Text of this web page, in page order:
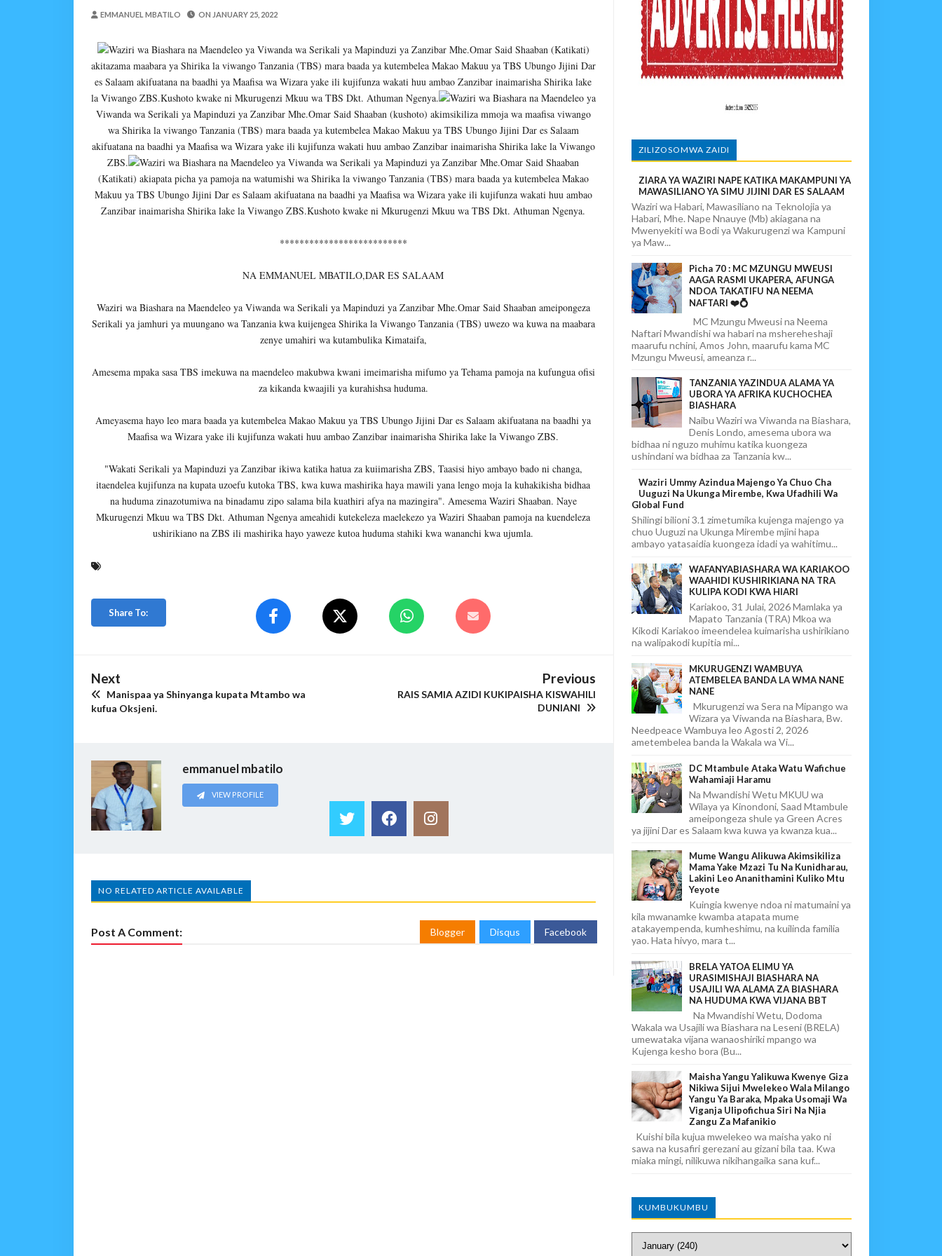
Umaskini Na Madeni Yalitishia Kuangamiza Heshima Na Maisha Ya Familia Yangu, Mpaka Nilipovunja Mikosi Na Kushuhudia Tajiriba Ikirejea Nyumbani
Zawadi - Aug 06 2026
Nilitafuta Mtoto Kwa Zaidi Ya Miaka Saba Bila Mafanikio, Mpaka Tiba Ya Asili Iliponiwezesha Kushika Mimba Na Kufuta Machozi Yangu
Zawadi- Aug 06 2026
NAIBU WAZIRI CHANDE ARIDHISHWA NA HUDUMA ZA TADB KWA WAKULIMA
OSCAR ASSENGA -Aug 06 2026
SERIKALI YASISITIZA USHINDANI WA HAKI KUCHOCHEA UKUAJI WA UCHUMI
Alex Sonna-Aug 06 2026
SERIKALI INATAMBUA MCHANGO WA WAZEE: WAZIRI SANGU
OSCAR ASSENGA-Aug 06 2026
EMMANUEL MBATILO ON JANUARY 25, 2022
Waziri wa Biashara na Maendeleo ya Viwanda wa Serikali ya Mapinduzi ya Zanzibar Mhe.Omar Said Shaaban (Katikati)
akitazama maabara ya Shirika la viwango Tanzania (TBS) mara baada ya kutembelea Makao Makuu ya TBS Ubungo Jijini Dar
es Salaam akifuatana na baadhi ya Maafisa wa Wizara yake ili kujifunza wakati huu ambao Zanzibar inaimarisha Shirika lake
la Viwango ZBS.Kushoto kwake ni Mkurugenzi Mkuu wa TBS Dkt. Athuman Ngenya.
Waziri wa Biashara na Maendeleo ya
Viwanda wa Serikali ya Mapinduzi ya Zanzibar Mhe.Omar Said Shaaban (kushoto) akimsikiliza mmoja wa maafisa viwango
wa Shirika la viwango Tanzania (TBS) mara baada ya kutembelea Makao Makuu ya TBS Ubungo Jijini Dar es Salaam
akifuatana na baadhi ya Maafisa wa Wizara yake ili kujifunza wakati huu ambao Zanzibar inaimarisha Shirika lake la Viwango
ZBS.
Waziri wa Biashara na Maendeleo ya Viwanda wa Serikali ya Mapinduzi ya Zanzibar Mhe.Omar Said Shaaban
(Katikati) akiapata picha ya pamoja na watumishi wa Shirika la viwango Tanzania (TBS) mara baada ya kutembelea Makao
Makuu ya TBS Ubungo Jijini Dar es Salaam akifuatana na baadhi ya Maafisa wa Wizara yake ili kujifunza wakati huu ambao
Zanzibar inaimarisha Shirika lake la Viwango ZBS.Kushoto kwake ni Mkurugenzi Mkuu wa TBS Dkt. Athuman Ngenya.
**************************
NA EMMANUEL MBATILO,DAR ES SALAAM
Waziri wa Biashara na Maendeleo ya Viwanda wa Serikali ya Mapinduzi ya Zanzibar Mhe.Omar Said Shaaban ameipongeza
Serikali ya jamhuri ya muungano wa Tanzania kwa kuijengea Shirika la Viwango Tanzania (TBS) uwezo wa kuwa na maabara
zenye umahiri wa kutambulika Kimataifa,
Amesema mpaka sasa TBS imekuwa na maendeleo makubwa kwani imeimarisha mifumo ya Tehama pamoja na kufungua ofisi
za kikanda kwaajili ya kurahishsa huduma.
Ameyasema hayo leo mara baada ya kutembelea Makao Makuu ya TBS Ubungo Jijini Dar es Salaam akifuatana na baadhi ya
Maafisa wa Wizara yake ili kujifunza wakati huu ambao Zanzibar inaimarisha Shirika lake la Viwango ZBS.
"Wakati Serikali ya Mapinduzi ya Zanzibar ikiwa katika hatua za kuiimarisha ZBS, Taasisi hiyo ambayo bado ni changa,
itaendelea kujifunza na kupata uzoefu kutoka TBS, kwa kuwa mashirika haya mawili yana lengo moja la kuhakikisha bidhaa
na huduma zinazotumiwa na binadamu zipo salama bila kuathiri afya na mazingira". Amesema Waziri Shaaban. Naye
Mkurugenzi Mkuu wa TBS Dkt. Athuman Ngenya ameahidi kutekeleza maelekezo ya Waziri Shaaban pamoja na kuendeleza
ushirikiano na ZBS ili mashirika hayo yaweze kutoa huduma stahiki kwa wananchi kwa ujumla.
Share To:
Next
Manispaa ya Shinyanga kupata Mtambo wa
kufua Oksjeni.
Previous
RAIS SAMIA AZIDI KUKIPAISHA KISWAHILI
DUNIANI
emmanuel mbatilo
VIEW PROFILE
NO RELATED ARTICLE AVAILABLE
Post A Comment: Blogger Disqus Facebook
ZILIZOSOMWA ZAIDI
ZIARA YA WAZIRI NAPE KATIKA MAKAMPUNI YA
MAWASILIANO YA SIMU JIJINI DAR ES SALAAM
Waziri wa Habari, Mawasiliano na Teknolojia ya
Habari, Mhe. Nape Nnauye (Mb) akiagana na
Mwenyekiti wa Bodi ya Wakurugenzi wa Kampuni
ya Maw...
Picha 70 : MC MZUNGU MWEUSI
AAGA RASMI UKAPERA, AFUNGA
NDOA TAKATIFU NA NEEMA
NAFTARI ❤️💍
MC Mzungu Mweusi na Neema
Naftari Mwandishi wa habari na mshereheshaji
maarufu nchini, Amos John, maarufu kama MC
Mzungu Mweusi, ameanza r...
TANZANIA YAZINDUA ALAMA YA
UBORA YA AFRIKA KUCHOCHEA
BIASHARA
Naibu Waziri wa Viwanda na Biashara,
Denis Londo, amesema ubora wa
bidhaa ni nguzo muhimu katika kuongeza
ushindani wa bidhaa za Tanzania kw...
Waziri Ummy Azindua Majengo Ya Chuo Cha
Uuguzi Na Ukunga Mirembe, Kwa Ufadhili Wa
Global Fund
Shilingi bilioni 3.1 zimetumika kujenga majengo ya
chuo Uuguzi na Ukunga Mirembe mjini hapa
ambayo yatasaidia kuongeza idadi ya wahitimu...
WAFANYABIASHARA WA KARIAKOO
WAAHIDI KUSHIRIKIANA NA TRA
KULIPA KODI KWA HIARI
Kariakoo, 31 Julai, 2026 Mamlaka ya
Mapato Tanzania (TRA) Mkoa wa
Kikodi Kariakoo imeendelea kuimarisha ushirikiano
na walipakodi kupitia mi...
MKURUGENZI WAMBUYA
ATEMBELEA BANDA LA WMA NANE
NANE
Mkurugenzi wa Sera na Mipango wa
Wizara ya Viwanda na Biashara, Bw.
Needpeace Wambuya leo Agosti 2, 2026
ametembelea banda la Wakala wa Vi...
DC Mtambule Ataka Watu Wafichue
Wahamiaji Haramu
Na Mwandishi Wetu MKUU wa
Wilaya ya Kinondoni, Saad Mtambule
ameipongeza shule ya Green Acres
ya jijini Dar es Salaam kwa kuwa ya kwanza kua...
Mume Wangu Alikuwa Akimsikiliza
Mama Yake Mzazi Tu Na Kunidharau,
Lakini Leo Ananithamini Kuliko Mtu
Yeyote
Kuingia kwenye ndoa ni matumaini ya
kila mwanamke kwamba atapata mume
atakayempenda, kumheshimu, na kuilinda familia
yao. Hata hivyo, mara t...
BRELA YATOA ELIMU YA
URASIMISHAJI BIASHARA NA
USAJILI WA ALAMA ZA BIASHARA
NA HUDUMA KWA VIJANA BBT
Na Mwandishi Wetu, Dodoma
Wakala wa Usajili wa Biashara na Leseni (BRELA)
umewataka vijana wanaoshiriki mpango wa
Kujenga kesho bora (Bu...
Maisha Yangu Yalikuwa Kwenye Giza
Nikiwa Sijui Mwelekeo Wala Milango
Yangu Ya Baraka, Mpaka Usomaji Wa
Viganja Ulipofichua Siri Na Njia
Zangu Za Mafanikio
Kuishi bila kujua mwelekeo wa maisha yako ni
sawa na kusafiri gerezani au gizani bila taa. Kwa
miaka mingi, nilikuwa nikihangaika sana kuf...
KUMBUKUMBU